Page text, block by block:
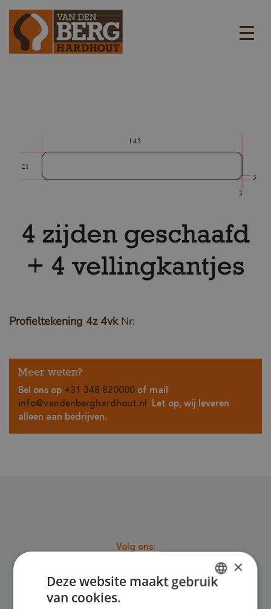
Profieltekening 4z 4vk Nr:
Meer weten?
Bel ons op +31 348 820000 of mail
info@vandenberghardhout.nl . Let op, wij leveren
alleen aan bedrijven.
Volg ons:
×
Deze website maakt gebruik
van cookies.